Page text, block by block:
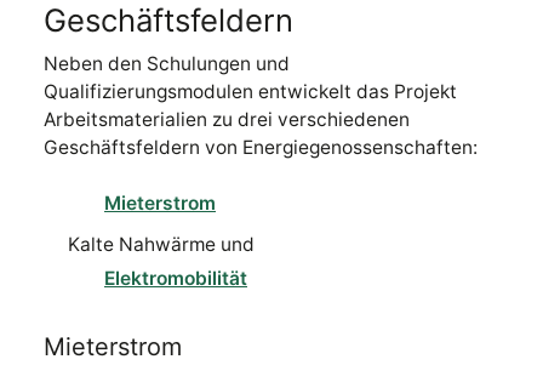
Geschäftsfeldern
Neben den Schulungen und
Qualifizierungsmodulen entwickelt das Projekt
Arbeitsmaterialien zu drei verschiedenen
Geschäftsfeldern von Energiegenossenschaften:
Mieterstrom
Kalte Nahwärme und
Elektromobilität
Mieterstrom